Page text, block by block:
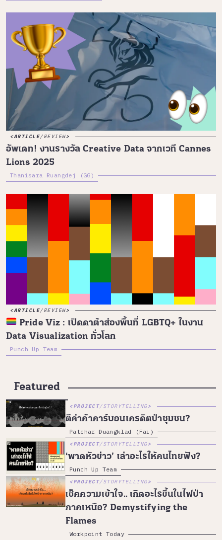
ARTICLE/REVIEW
อัพเดท! งานรางวัล Creative Data จากเวที Cannes
Lions 2025
Thanisara Ruangdej (GG)
ARTICLE/REVIEW
Pride Viz : เปิดดาต้าส่องพื้นที่ LGBTQ+ ในงาน
Data Visualization ทั่วโลก
Punch Up Team
Featured
PROJECT/STORYTELLING
ตีค่าค้าคาร์บอนเครดิตป่าชุมชน?
Patchar Duangklad (Fai)
PROJECT/STORYTELLING
‘พาดหัวข่าว’ เล่าอะไรให้คนไทยฟัง?
Punch Up Team
PROJECT/STORYTELLING
เช็คความเข้าใจ.. เกิดอะไรขึ้นในไฟป่า
ภาคเหนือ? Demystifying the
Flames
Workpoint Today